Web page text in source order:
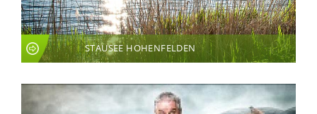
STAUSEE HOHENFELDEN